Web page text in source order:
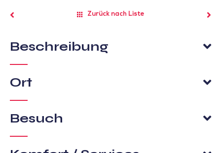
Zurück nach Liste
Beschreibung
Ort
Besuch